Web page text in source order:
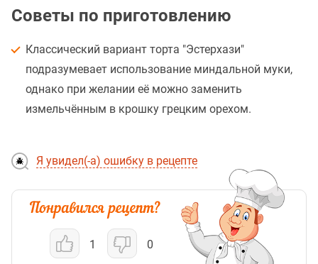
Советы по приготовлению
Классический вариант торта "Эстерхази"
подразумевает использование миндальной муки,
однако при желании её можно заменить
измельчённым в крошку грецким орехом.
Я увидел(-а) ошибку в рецепте
1 0